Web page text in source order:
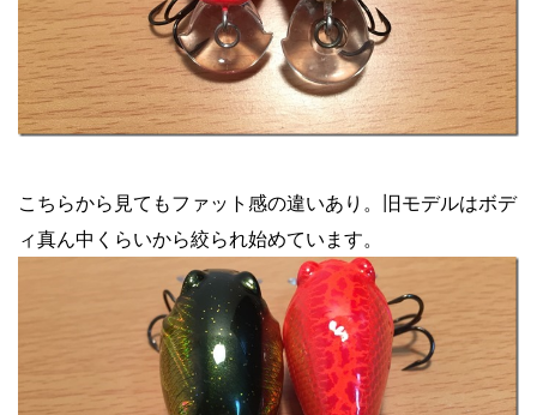
こちらから見てもファット感の違いあり。旧モデルはボデ
ィ真ん中くらいから絞られ始めています。